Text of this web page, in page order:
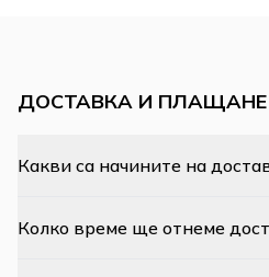
ДОСТАВКА И ПЛАЩАНЕ
Какви са начините на
Колко време ще отнеме